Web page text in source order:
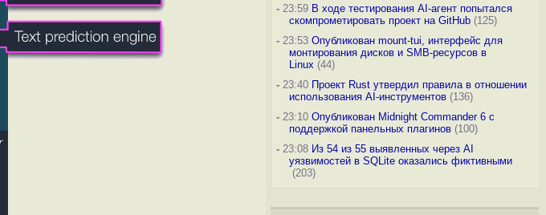
-23:59 В ходе тестирования AI-агент попытался
скомпрометировать проект на GitHub(125)
-23:53 Опубликован mount-tui, интерфейс для
монтирования дисков и SMB-ресурсов в
Linux (44)
-23:40 Проект Rust утвердил правила в отношении
использования AI-инструментов(136)
-23:10 Опубликован Midnight Commander 6 c
поддержкой панельных плагинов(100)
-23:08 Из 54 из 55 выявленных через AI
уязвимостей в SQLite оказались фиктивными
(203)